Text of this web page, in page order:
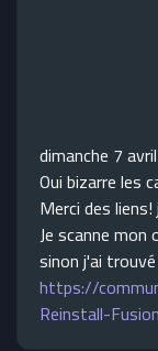
dimanche 7
Oui bizarre les
Merci des
Je scanne mon
sinon j'ai
https://
Reinstall-